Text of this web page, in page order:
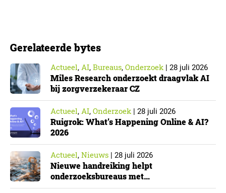
onderzoeksorganisatie. De toepasselijkheid…
Gerelateerde bytes
Actueel, AI, Bureaus, Onderzoek| 28 juli 2026
Miles Research onderzoekt draagvlak AI
bij zorgverzekeraar CZ
Actueel, AI, Onderzoek| 28 juli 2026
Ruigrok: What’s Happening Online & AI?
2026
Actueel, Nieuws | 28 juli 2026
Nieuwe handreiking helpt
onderzoeksbureaus met
Cyberbeveiligingswet